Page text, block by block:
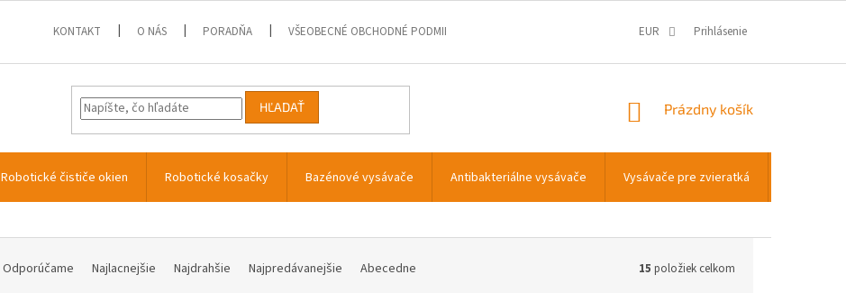
KONTAKT O NÁS PORADŇA VŠEOBECNÉ OBCHODNÉ PODMIENKY OCHRANA OSOBNÝCH ÚDAJOV INFORMÁCIE O COOKIES
EUR Prihlásenie
HĽADAŤ
NÁKUPNÝ
Prázdny košík
Robotické čističe okien Robotické kosačky Bazénové vysávače Antibakteriálne vysávače Vysávače pre zvieratká
Odporúčame Najlacnejšie Najdrahšie Najpredávanejšie Abecedne 15 položiek celkom